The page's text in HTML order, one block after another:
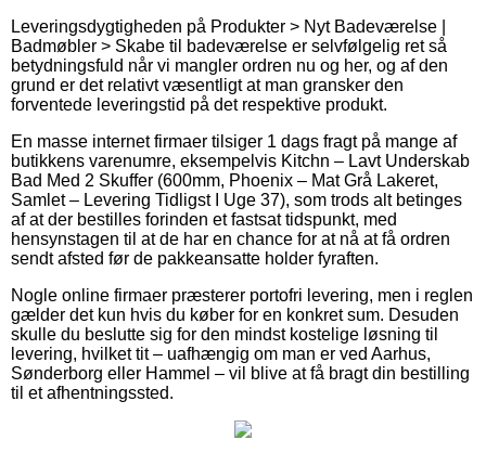
Leveringsdygtigheden på Produkter > Nyt Badeværelse |
Badmøbler > Skabe til badeværelse er selvfølgelig ret så
betydningsfuld når vi mangler ordren nu og her, og af den
grund er det relativt væsentligt at man gransker den
forventede leveringstid på det respektive produkt.
En masse internet firmaer tilsiger 1 dags fragt på mange af
butikkens varenumre, eksempelvis Kitchn – Lavt Underskab
Bad Med 2 Skuffer (600mm, Phoenix – Mat Grå Lakeret,
Samlet – Levering Tidligst I Uge 37), som trods alt betinges
af at der bestilles forinden et fastsat tidspunkt, med
hensynstagen til at de har en chance for at nå at få ordren
sendt afsted før de pakkeansatte holder fyraften.
Nogle online firmaer præsterer portofri levering, men i reglen
gælder det kun hvis du køber for en konkret sum. Desuden
skulle du beslutte sig for den mindst kostelige løsning til
levering, hvilket tit – uafhængig om man er ved Aarhus,
Sønderborg eller Hammel – vil blive at få bragt din bestilling
til et afhentningssted.